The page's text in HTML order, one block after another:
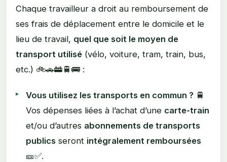
Chaque travailleur a droit au remboursement de
ses frais de déplacement entre le domicile et le
lieu de travail, quel que soit le moyen de
transport utilisé (vélo, voiture, tram, train, bus,
etc.) 🚲🚗🚋🚆🚌 :
Vous utilisez les transports en commun ? 🚆
Vos dépenses liées à l’achat d’une carte-train
et/ou d’autres abonnements de transports
publics seront intégralement remboursées
🎫✅.